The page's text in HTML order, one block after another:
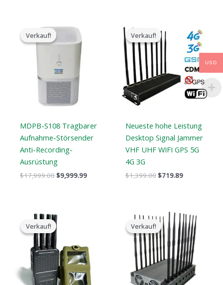
Verkauf!
Verkauf!
MDPB-S108 Tragbarer
Aufnahme-Störsender
Anti-Recording-
Ausrüstung
$17,999.00
ursprüngliche
Preis
war:
$17,999.00.
$9,999.99
Verkauf!
Verkauf!
Neueste hohe Leistung
Desktop Signal Jammer
VHF UHF WIFI GPS 5G
4G 3G
$1,399.00
ursprüngliche
Preis
war:
$1,399.00.
$719.89
aktuelle
Preis
ist:
$719.89.
Verkauf!
Verkauf!
Der
ursprüngliche
Preis
war:
$769.00.$426.69.
Verkauf!
Verkauf!
ursprüngliche
Preis
war:
$2,299.00.
Der
aktuelle
Preis
ist:
$1,659.99.
USD